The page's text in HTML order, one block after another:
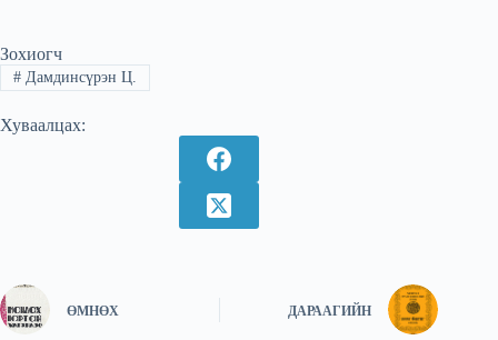
Зохиогч
#Дамдинсүрэн Ц.
Хуваалцах:
ӨМНӨХ ДАРААГИЙН